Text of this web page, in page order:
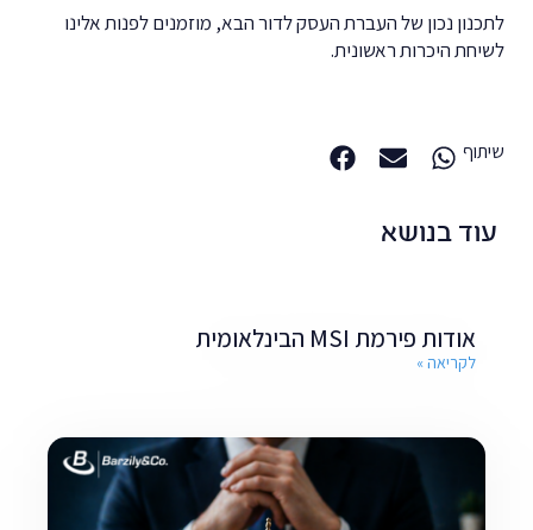
שיתוף
לתכנון נכון של העברת העסק לדור הבא, מוזמנים לפנות אלינו
לשיחת היכרות ראשונית.
עוד בנושא
אודות פירמת MSI הבינלאומית
לקריאה »